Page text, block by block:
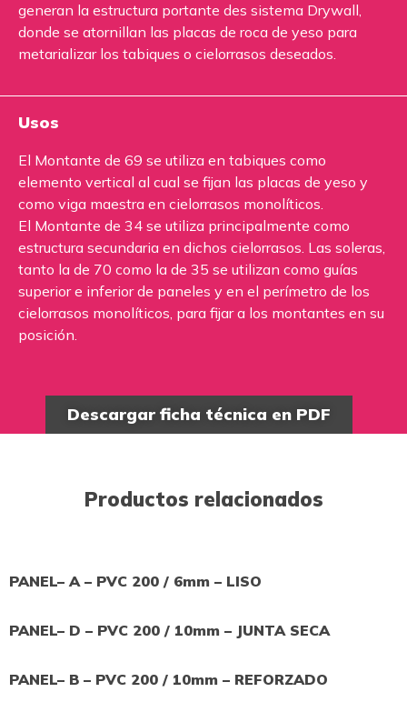
generan la estructura portante des sistema Drywall,
donde se atornillan las placas de roca de yeso para
metarializar los tabiques o cielorrasos deseados.
Usos
El Montante de 69 se utiliza en tabiques como
elemento vertical al cual se fijan las placas de yeso y
como viga maestra en cielorrasos monolíticos.
El Montante de 34 se utiliza principalmente como
estructura secundaria en dichos cielorrasos. Las soleras,
tanto la de 70 como la de 35 se utilizan como guías
superior e inferior de paneles y en el perímetro de los
cielorrasos monolíticos, para fijar a los montantes en su
posición.
Descargar ficha técnica en PDF
Productos relacionados
PANEL– A – PVC 200 / 6mm – LISO
PANEL– D – PVC 200 / 10mm – JUNTA SECA
PANEL– B – PVC 200 / 10mm – REFORZADO